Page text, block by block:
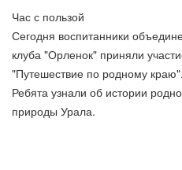
Час с пользой
Сегодня воспитанники
клуба "Орленок" приняли
"Путешествие по родному краю".
Ребята узнали об истории
природы Урала.